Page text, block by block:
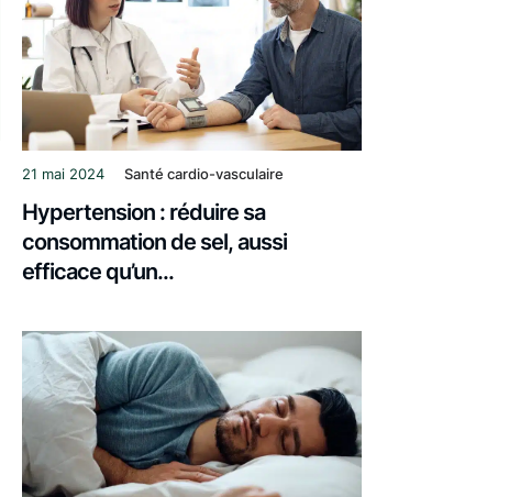
21 mai 2024 Santé cardio-vasculaire
Hypertension : réduire sa
consommation de sel, aussi
efficace qu’un...